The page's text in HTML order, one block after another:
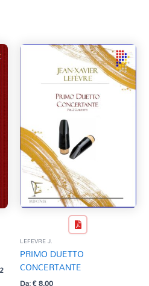
LEFEVRE J.
PRIMO DUETTO
CONCERTANTE
Da:€8,00